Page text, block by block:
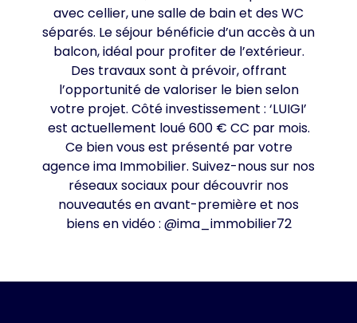
avec cellier, une salle de bain et des WC
séparés. Le séjour bénéficie d’un accès à un
balcon, idéal pour profiter de l’extérieur.
Des travaux sont à prévoir, offrant
l’opportunité de valoriser le bien selon
votre projet. Côté investissement : ‘LUIGI’
est actuellement loué 600 € CC par mois.
Ce bien vous est présenté par votre
agence ima Immobilier. Suivez-nous sur nos
réseaux sociaux pour découvrir nos
nouveautés en avant-première et nos
biens en vidéo : @ima_immobilier72